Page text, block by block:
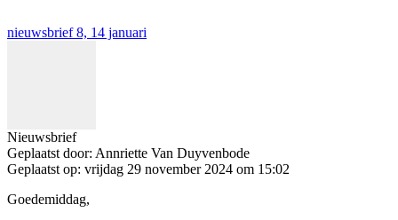
nieuwsbrief 8, 14 januari
Nieuwsbrief
Geplaatst door: Annriette Van Duyvenbode
Geplaatst op: vrijdag 29 november 2024 om 15:02
Goedemiddag,